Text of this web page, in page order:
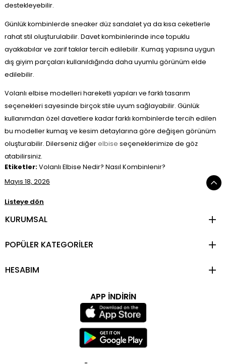
destekleyebilir.
Günlük kombinlerde sneaker düz sandalet ya da kısa ceketlerle
rahat stil oluşturulabilir. Davet kombinlerinde ince topuklu
ayakkabılar ve zarif takılar tercih edilebilir. Kumaş yapısına uygun
dış giyim parçaları kullanıldığında daha uyumlu görünüm elde
edilebilir.
Volanlı elbise modelleri hareketli yapıları ve farklı tasarım
seçenekleri sayesinde birçok stile uyum sağlayabilir. Günlük
kullanımdan özel davetlere kadar farklı kombinlerde tercih edilen
bu modeller kumaş ve kesim detaylarına göre değişen görünüm
oluşturabilir. Dilerseniz diğerelbise seçeneklerimize de göz
atabilirsiniz.
Etiketler:Volanlı Elbise Nedir? Nasıl Kombinlenir?
Mayıs 18, 2026
Listeye dön
KURUMSAL
POPÜLER KATEGORİLER
HESABIM
APP İNDİRİN